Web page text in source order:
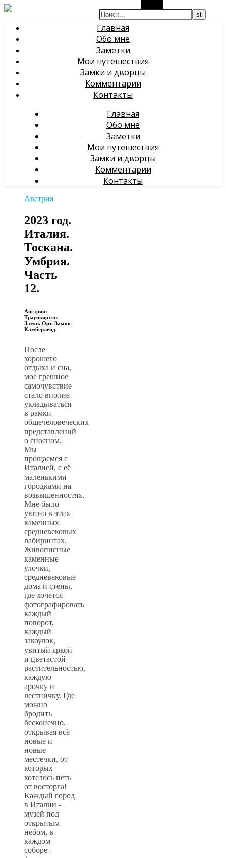
Главная
Обо мне
Заметки
Мои путешествия
Замки и дворцы
Комментарии
Контакты
Главная
Обо мне
Заметки
Мои путешествия
Замки и дворцы
Комментарии
Контакты
Австрия
2023 год.
Италия.
Тоскана.
Умбрия.
Часть
12.
Австрия:
Траункирхен.
Замок Орт. Замок
Камберленд.
После
хорошего
отдыха и сна,
мое грешное
самочувствие
стало вполне
укладываться
в рамки
общечеловеческих
представлений
о сносном.
Мы
прощаемся с
Италией, с её
маленькими
городками на
возвышенностях.
Мне было
уютно в этих
каменных
средневековых
лабиринтах.
Живописные
каменные
улочки,
средневековые
дома и стены,
где хочется
фотографировать
каждый
поворот,
каждый
закоулок,
увитый яркой
и цветастой
растительностью,
каждую
арочку и
лестничку. Где
можно
бродить
бесконечно,
открывая всё
новые и
новые
местечки, от
которых
хотелось петь
от восторга!
Каждый город
в Италии -
музей под
открытым
небом, в
каждом
соборе -